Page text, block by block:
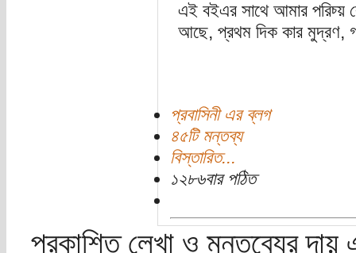
এই বইএর সাথে আমার পরিচ্য়
আছে, প্রথম দিক কার মুদ্রণ,
প্রবাসিনী এর ব্লগ
৪৫টি মন্তব্য
বিস্তারিত...
১২৮৬বার পঠিত
প্রকাশিত লেখা ও মন্তব্যের দায়